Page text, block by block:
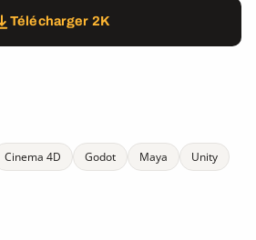
Télécharger 2K
Cinema 4D Godot Maya
Unity